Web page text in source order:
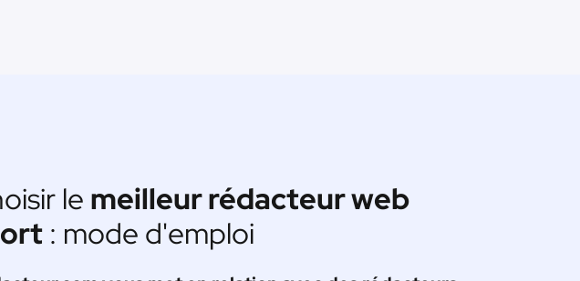
le meilleur rédacteur web
: mode d'emploi